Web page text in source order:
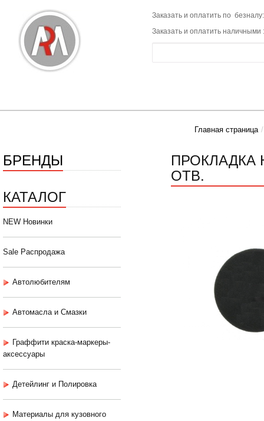
Заказать и оплатить по
Заказать и оплатить наличными
Главная страница
БРЕНДЫ
КАТАЛОГ
NEW Новинки
Sale Распродажа
Автолюбителям
Автомасла и Смазки
Граффити краска-маркеры-
аксессуары
Детейлинг и Полировка
Материалы для кузовного
ПРОКЛАДКА
ОТВ.